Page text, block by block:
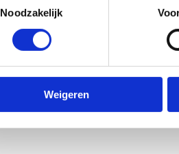
Noodzakelijk
Weigeren